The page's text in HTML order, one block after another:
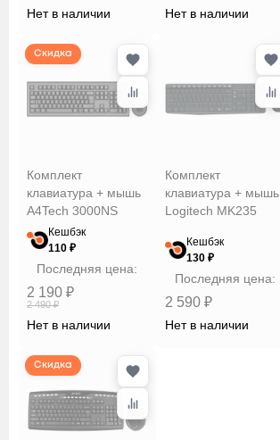
Нет в наличии Нет в наличии
Скидка
Комплект
клавиатура + мышь
A4Tech 3000NS
Кешбэк
110 ₽
Последняя цена:
2 190 ₽
2 490 ₽
Нет в наличии
Комплект
клавиатура + мышь
Logitech MK235
Кешбэк
130 ₽
Последняя цена:
2 590 ₽
Нет в наличии
Скидка